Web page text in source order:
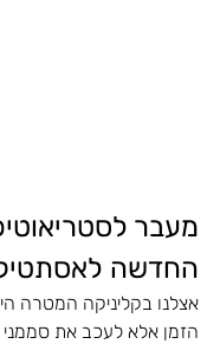
מעבר
החדשה
אצלנו בקליניקה המטרה
הזמן אלא לעכב את